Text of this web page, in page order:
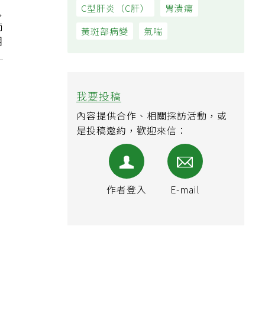
C型肝炎（C肝）
胃潰瘍
黃斑部病變
氣喘
我要投稿
內容提供合作、相關採訪活動，或